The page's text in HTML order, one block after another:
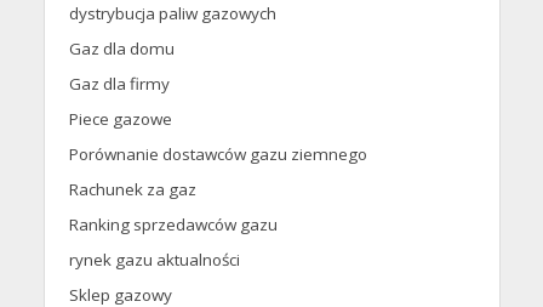
dystrybucja paliw gazowych
Gaz dla domu
Gaz dla firmy
Piece gazowe
Porównanie dostawców gazu ziemnego
Rachunek za gaz
Ranking sprzedawców gazu
rynek gazu aktualności
Sklep gazowy